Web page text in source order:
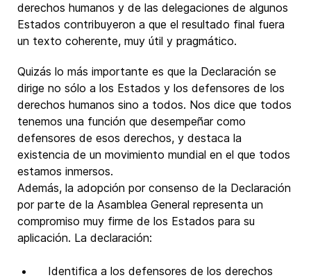
derechos humanos y de las delegaciones de algunos
Estados contribuyeron a que el resultado final fuera
un texto coherente, muy útil y pragmático.
Quizás lo más importante es que la Declaración se
dirige no sólo a los Estados y los defensores de los
derechos humanos sino a todos. Nos dice que todos
tenemos una función que desempeñar como
defensores de esos derechos, y destaca la
existencia de un movimiento mundial en el que todos
estamos inmersos.
Además, la adopción por consenso de la Declaración
por parte de la Asamblea General representa un
compromiso muy firme de los Estados para su
aplicación. La declaración:
Identifica a los defensores de los derechos